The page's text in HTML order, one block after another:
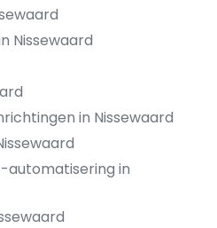
Nissewaard
in Nissewaard
automatisering in